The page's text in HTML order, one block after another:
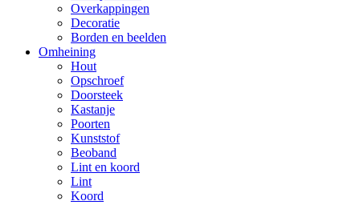
Overkappingen
Decoratie
Borden en beelden
Omheining
Hout
Opschroef
Doorsteek
Kastanje
Poorten
Kunststof
Beoband
Lint en koord
Lint
Koord